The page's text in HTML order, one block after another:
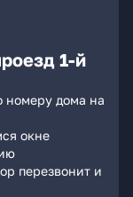
1-й
номеру дома на
окне
перезвонит и